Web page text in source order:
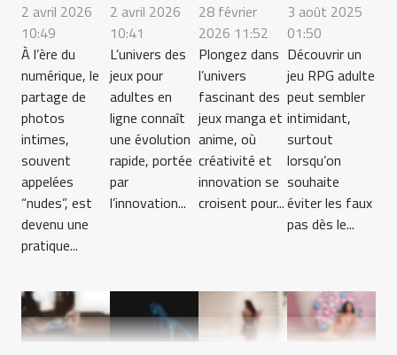
2 avril 2026
10:49
À l’ère du
numérique, le
partage de
photos
intimes,
souvent
appelées
“nudes”, est
devenu une
pratique...
2 avril 2026
10:41
L’univers des
jeux pour
adultes en
ligne connaît
une évolution
rapide, portée
par
l’innovation...
28 février
2026 11:52
Plongez dans
l’univers
fascinant des
jeux manga et
anime, où
créativité et
innovation se
croisent pour...
3 août 2025
01:50
Découvrir un
jeu RPG adulte
peut sembler
intimidant,
surtout
lorsqu’on
souhaite
éviter les faux
pas dès le...